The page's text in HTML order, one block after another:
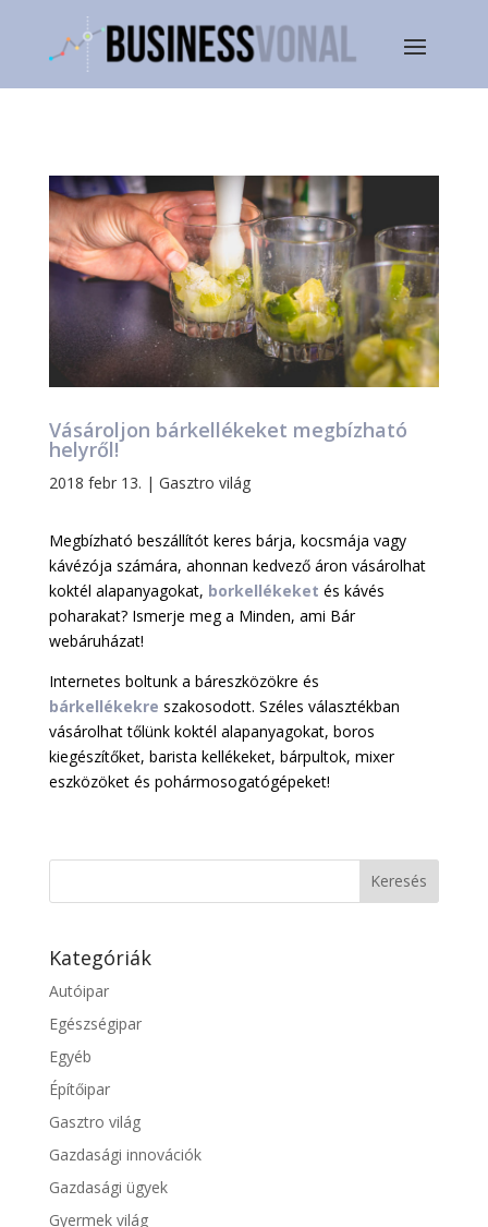
Vásároljon bárkellékeket megbízható
helyről!
2018 febr 13. | Gasztro világ
Megbízható beszállítót keres bárja, kocsmája vagy
kávézója számára, ahonnan kedvező áron vásárolhat
koktél alapanyagokat, borkellékeket és kávés
poharakat? Ismerje meg a Minden, ami Bár
webáruházat!
Internetes boltunk a báreszközökre és
bárkellékekre szakosodott. Széles választékban
vásárolhat tőlünk koktél alapanyagokat, boros
kiegészítőket, barista kellékeket, bárpultok, mixer
eszközöket és pohármosogatógépeket!
Kategóriák
Autóipar
Egészségipar
Egyéb
Építőipar
Gasztro világ
Gazdasági innovációk
Gazdasági ügyek
Gyermek világ